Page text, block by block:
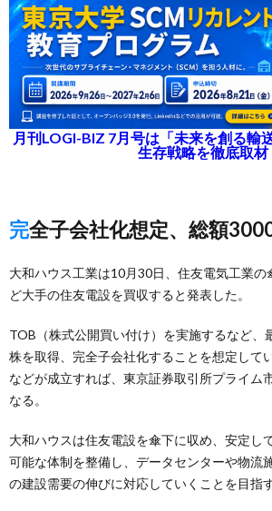
月刊LOGI-BIZ 7月号は「未来を創る輸
生存戦略を徹底取材
完全子会社化想定、総額
大和ハウス工業は10月30日、住友電気工業の
ど大手の住友電設を買収すると発表した。
TOB（株式公開買い付け）を実施するなど、
株を取得、完全子会社化することを想定して
などが成立すれば、東京証券取引所プライム
なる。
大和ハウスは住友電設を傘下に収め、安定し
可能な体制を整備し、データセンターや物流
の建設需要の伸びに対応していくことを目指す